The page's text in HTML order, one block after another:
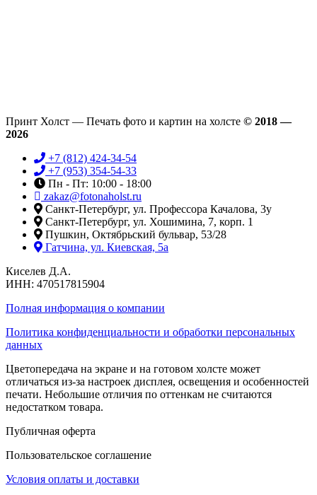
Принт Холст — Печать фото и картин на холсте © 2018 —
2026
+7 (812) 424-34-54
+7 (953) 354-54-33
Пн - Пт: 10:00 - 18:00
zakaz@fotonaholst.ru
Санкт-Петербург, ул. Профессора Качалова, 3у
Санкт-Петербург, ул. Хошимина, 7, корп. 1
Пушкин, Октябрьский бульвар, 53/28
Гатчина, ул. Киевская, 5а
Киселев Д.А.
ИНН: 470517815904
Полная информация о компании
Политика конфиденциальности и обработки персональных
данных
Цветопередача на экране и на готовом холсте может
отличаться из-за настроек дисплея, освещения и особенностей
печати. Небольшие отличия по оттенкам не считаются
недостатком товара.
Публичная оферта
Пользовательское соглашение
Условия оплаты и доставки